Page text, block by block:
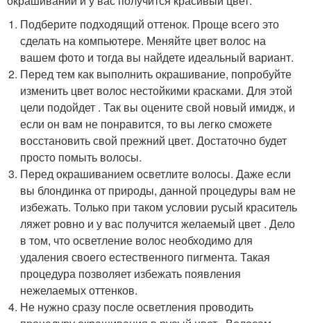
Подберите подходящий оттенок. Проще всего это
сделать на компьютере. Меняйте цвет волос на
вашем фото и тогда вы найдете идеальный вариант.
Перед тем как выполнить окрашивание, попробуйте
изменить цвет волос нестойкими красками. Для этой
цели подойдет . Так вы оцените свой новый имидж, и
если он вам не понравится, то вы легко сможете
восстановить свой прежний цвет. Достаточно будет
просто помыть волосы.
Перед окрашиванием осветлите волосы. Даже если
вы блондинка от природы, данной процедуры вам не
избежать. Только при таком условии русый краситель
ляжет ровно и у вас получится желаемый цвет . Дело
в том, что осветление волос необходимо для
удаления своего естественного пигмента. Такая
процедура позволяет избежать появления
нежелаемых оттенков.
Не нужно сразу после осветления проводить